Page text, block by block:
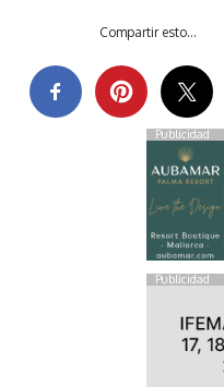
Compartir esto...
Publicidad
Publicidad